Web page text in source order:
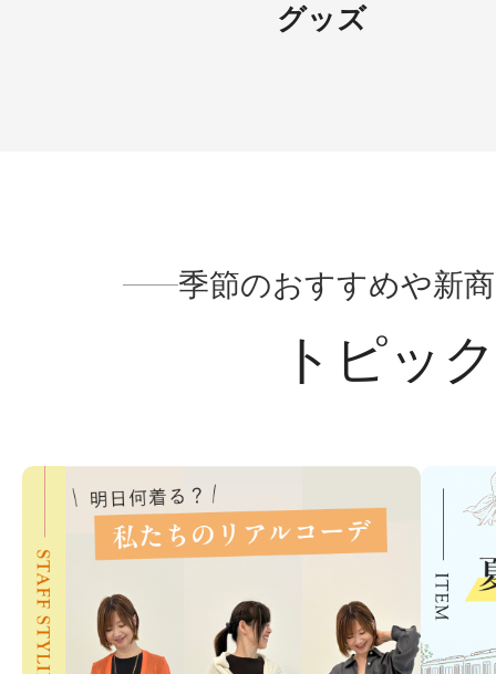
健康食品／サプ
ギフト
ご利用ガイド
よくあるご質問
グッズ
季節のおすすめや新
トピッ